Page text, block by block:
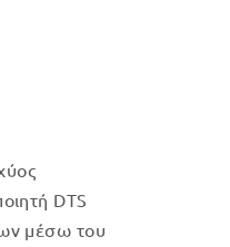
DTS
μέσω του